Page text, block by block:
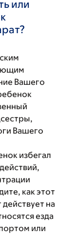
или
Вашего
Вашего
избегал
как этот
на
езда
или